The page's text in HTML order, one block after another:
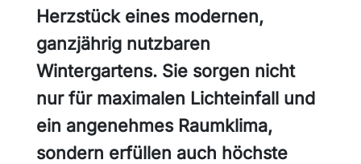
Herzstück eines modernen,
ganzjährig nutzbaren
Wintergartens. Sie sorgen nicht
nur für maximalen Lichteinfall und
ein angenehmes Raumklima,
sondern erfüllen auch höchste